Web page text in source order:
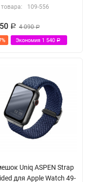
109-556
Р 4 090Р
Экономия 1 540 Р
Uniq ASPEN Strap
для Apple Watch 49-